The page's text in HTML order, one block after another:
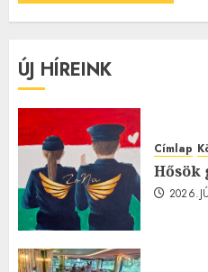
ÚJ HÍREINK
Címlap
Hősök